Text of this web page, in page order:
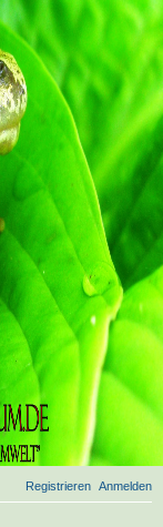
Anmelden
Registrieren